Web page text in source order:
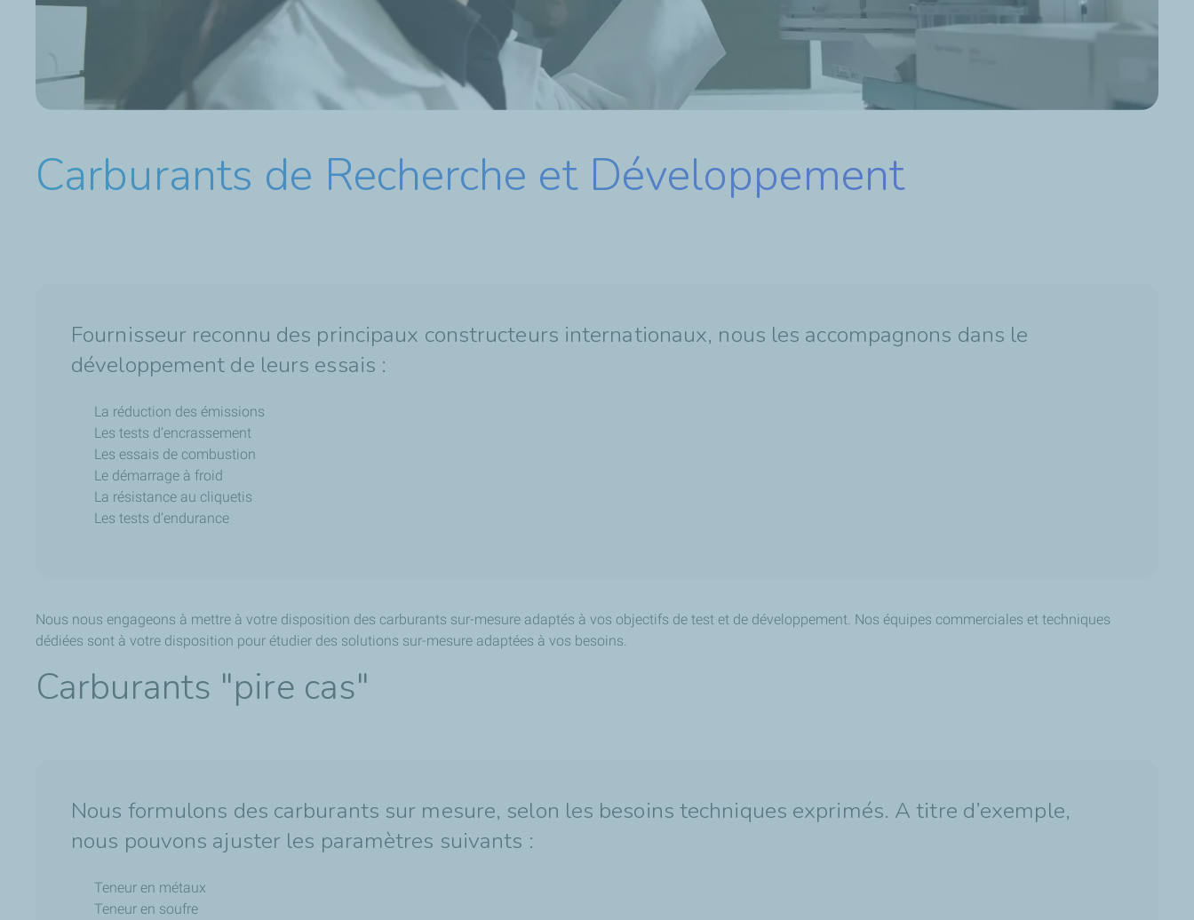
Carburants de Recherche et Développement
Fournisseur reconnu des principaux constructeurs internationaux, nous les accompagnons dans le
développement de leurs essais :
La réduction des émissions
Les tests d’encrassement
Les essais de combustion
Le démarrage à froid
La résistance au cliquetis
Les tests d’endurance
Nous nous engageons à mettre à votre disposition des carburants sur-mesure adaptés à vos objectifs de test et de développement. Nos équipes commerciales et techniques
dédiées sont à votre disposition pour étudier des solutions sur-mesure adaptées à vos besoins.
Carburants "pire cas"
Nous formulons des carburants sur mesure, selon les besoins techniques exprimés. A titre d’exemple,
nous pouvons ajuster les paramètres suivants :
Teneur en métaux
Teneur en soufre